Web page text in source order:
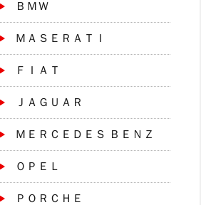
ＢＭＷ
ＭＡＳＥＲＡＴＩ
ＦＩＡＴ
ＪＡＧＵＡＲ
ＭＥＲＣＥＤＥＳ ＢＥＮＺ
ＯＰＥＬ
ＰＯＲＣＨＥ